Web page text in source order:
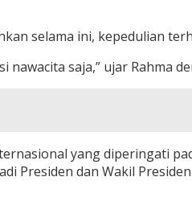
selama ini, kepedulian
saja,” ujar Rahma
yang diperingati
Presiden dan Wakil